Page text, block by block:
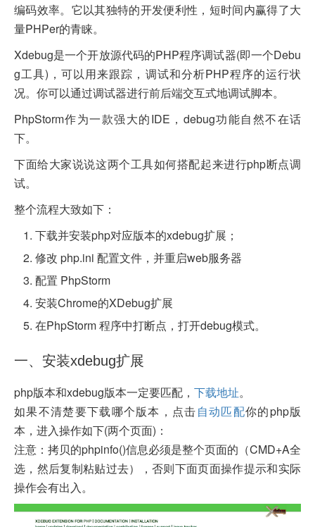
编码效率。它以其独特的开发便利性，短时间内赢得了大
量PHPer的青睐。
Xdebug是一个开放源代码的PHP程序调试器(即一个Debu
g工具)，可以用来跟踪，调试和分析PHP程序的运行状
况。你可以通过调试器进行前后端交互式地调试脚本。
PhpStorm作为一款强大的IDE，debug功能自然不在话
下。
下面给大家说说这两个工具如何搭配起来进行php断点调
试。
整个流程大致如下：
下载并安装php对应版本的xdebug扩展；
修改 php.ini 配置文件，并重启web服务器
配置 PhpStorm
安装Chrome的XDebug扩展
在PhpStorm 程序中打断点，打开debug模式。
一、安装xdebug扩展
php版本和xdebug版本一定要匹配， 下载地址。
如果不清楚要下载哪个版本，点击自动匹配你的php版
本，进入操作如下(两个页面)：
注意： 拷贝的phpinfo()信息必须是整个页面的（CMD+A全
选，然后复制粘贴过去），否则下面页面操作提示和实际
操作会有出入。